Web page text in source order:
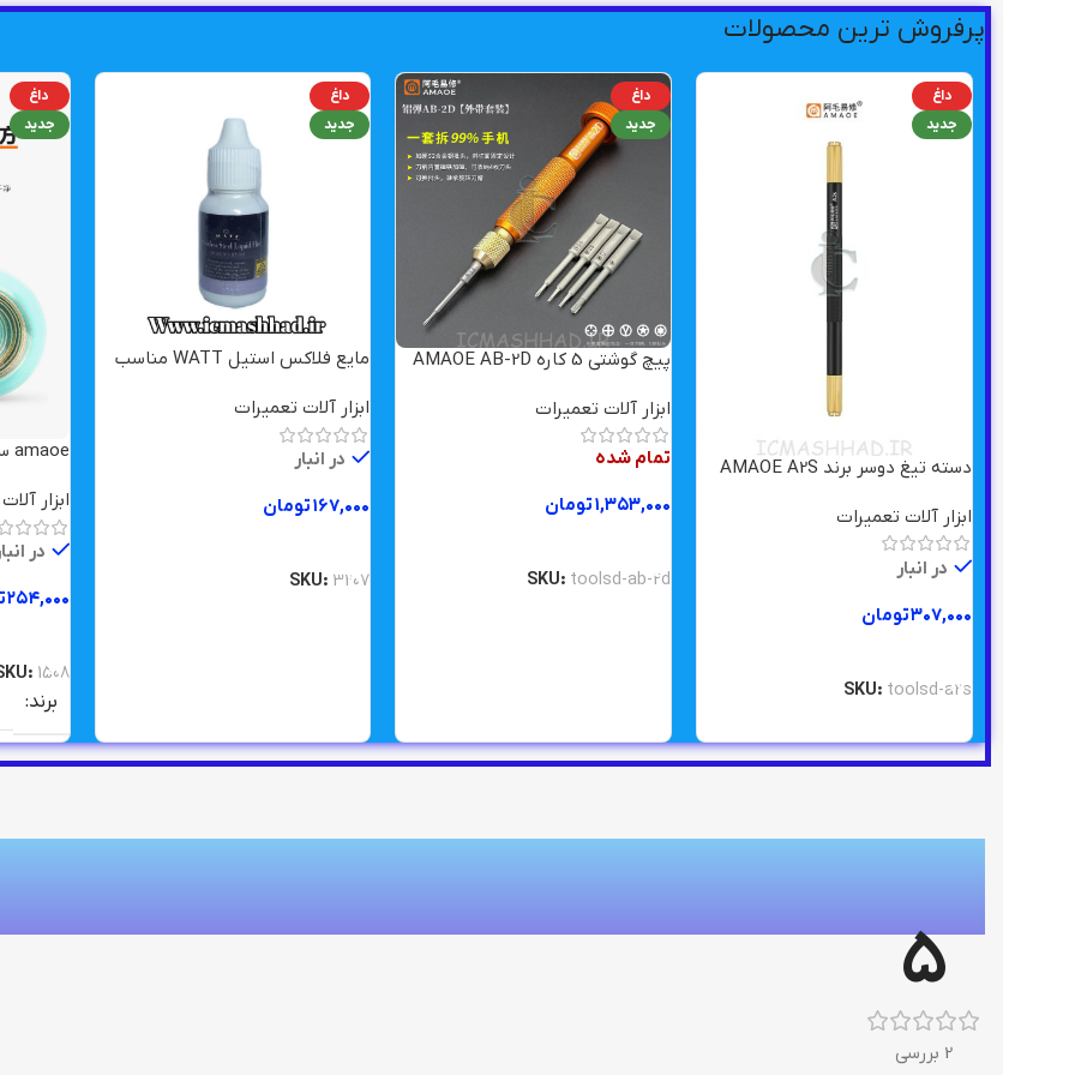
پرفروش ترین محصولات
داغ
جدید
دسته تیغ دوسر برند AMAOE A2S
ابزار آلات تعمیرات
در انبار
۳۰۷,۰۰۰تومان
SKU: toolsd-a2s
داغ
جدید
پیچ گوشتی 5 کاره AMAOE AB-2D
ابزار آلات تعمیرات
تمام شده
۱,۳۵۳,۰۰۰تومان
SKU: toolsd-ab-2d
داغ
جدید
مایع فلاکس استیل WATT مناسب
ابزار آلات تعمیرات
در انبار
۱۶۷,۰۰۰تومان
SKU: 3207
داغ
جدید
amaoe سیم قلع کش 2015
ابزار
در
۲۵۴,۰۰۰
1508
برند
5
2 بررسی